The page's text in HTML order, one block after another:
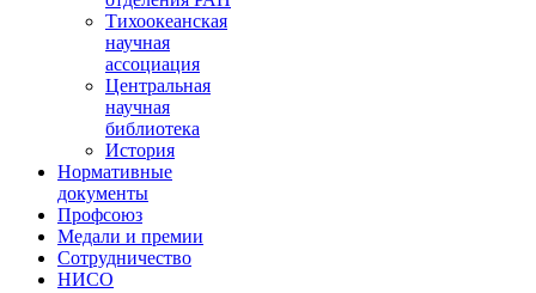
Тихоокеанская
научная
ассоциация
Центральная
научная
библиотека
История
Нормативные
документы
Профсоюз
Медали и премии
Сотрудничество
НИСО